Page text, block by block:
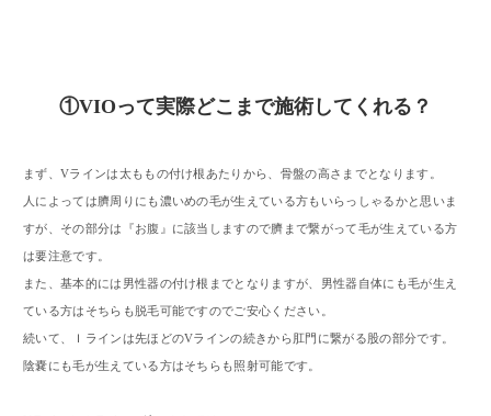
①VIOって実際どこまで施術してくれる？
まず、Vラインは太ももの付け根あたりから、骨盤の高さまでとなります。
人によっては臍周りにも濃いめの毛が生えている方もいらっしゃるかと思いま
すが、その部分は『お腹』に該当しますので臍まで繋がって毛が生えている方
は要注意です。
また、基本的には男性器の付け根までとなりますが、男性器自体にも毛が生え
ている方はそちらも脱毛可能ですのでご安心ください。
続いて、Ｉラインは先ほどのVラインの続きから肛門に繋がる股の部分です。
陰嚢にも毛が生えている方はそちらも照射可能です。